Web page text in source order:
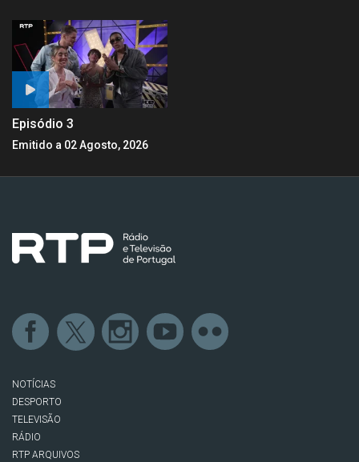
Episódio 3
Emitido a 02 Agosto, 2026
NOTÍCIAS
DESPORTO
TELEVISÃO
RÁDIO
RTP ARQUIVOS